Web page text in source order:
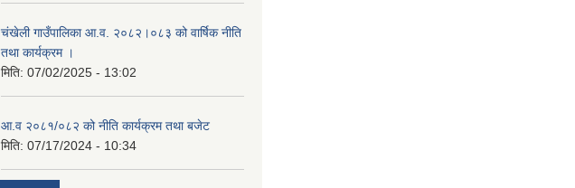
चंखेली गाउँपालिका आ.व. २०८२।०८३ को वार्षिक नीति
तथा कार्यक्रम ।
मिति: 07/02/2025 - 13:02
आ.व २०८१/०८२ को नीति कार्यक्रम तथा बजेट
मिति: 07/17/2024 - 10:34